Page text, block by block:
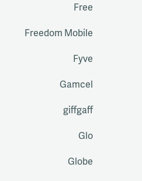
Free
Freedom Mobile
Fyve
Gamcel
giffgaff
Glo
Globe